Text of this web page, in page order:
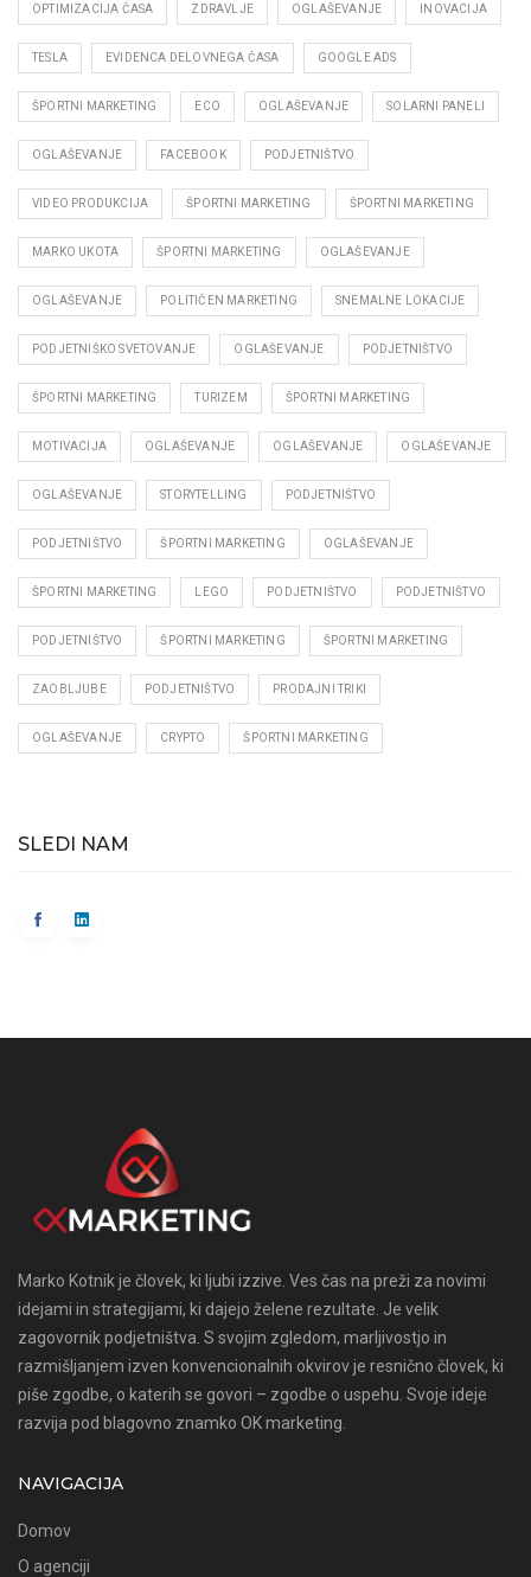
OPTIMIZACIJA ČASA ZDRAVLJE OGLAŠEVANJE INOVACIJA
TESLA EVIDENCA DELOVNEGA ČASA GOOGLE ADS
ŠPORTNI MARKETING ECO OGLAŠEVANJE SOLARNI PANELI
OGLAŠEVANJE FACEBOOK PODJETNIŠTVO
VIDEO PRODUKCIJA ŠPORTNI MARKETING ŠPORTNI MARKETING
MARKO UKOTA ŠPORTNI MARKETING OGLAŠEVANJE
OGLAŠEVANJE POLITIČEN MARKETING SNEMALNE LOKACIJE
PODJETNIŠKO SVETOVANJE OGLAŠEVANJE PODJETNIŠTVO
ŠPORTNI MARKETING TURIZEM ŠPORTNI MARKETING
MOTIVACIJA OGLAŠEVANJE OGLAŠEVANJE OGLAŠEVANJE
OGLAŠEVANJE STORYTELLING PODJETNIŠTVO
PODJETNIŠTVO ŠPORTNI MARKETING OGLAŠEVANJE
ŠPORTNI MARKETING LEGO PODJETNIŠTVO PODJETNIŠTVO
PODJETNIŠTVO ŠPORTNI MARKETING ŠPORTNI MARKETING
ZAOBLJUBE PODJETNIŠTVO PRODAJNI TRIKI
OGLAŠEVANJE CRYPTO ŠPORTNI MARKETING
SLEDI NAM
Marko Kotnik je človek, ki ljubi izzive. Ves čas na preži za novimi
idejami in strategijami, ki dajejo želene rezultate. Je velik
zagovornik podjetništva. S svojim zgledom, marljivostjo in
razmišljanjem izven konvencionalnih okvirov je resnično človek, ki
piše zgodbe, o katerih se govori – zgodbe o uspehu. Svoje ideje
razvija pod blagovno znamko OK marketing.
NAVIGACIJA
Domov
O agenciji